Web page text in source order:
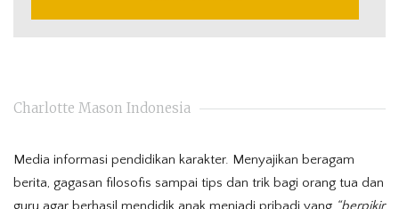
Charlotte Mason Indonesia
Media informasi pendidikan karakter. Menyajikan beragam
berita, gagasan filosofis sampai tips dan trik bagi orang tua dan